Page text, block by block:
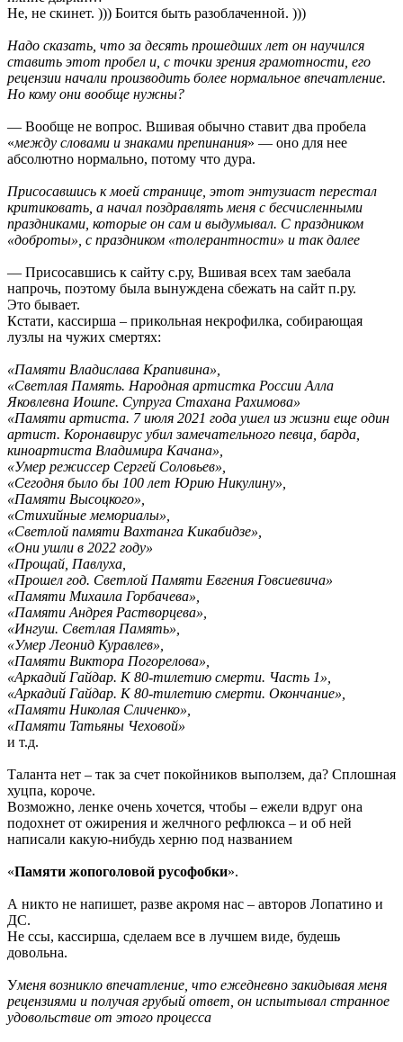
Не, не скинет. ))) Боится быть разоблаченной. )))
Надо сказать, что за десять прошедших лет он научился
ставить этот пробел и, с точки зрения грамотности, его
рецензии начали производить более нормальное впечатление.
Но кому они вообще нужны?
— Вообще не вопрос. Вшивая обычно ставит два пробела
«между словами и знаками препинания» — оно для нее
абсолютно нормально, потому что дура.
Присосавшись к моей странице, этот энтузиаст перестал
критиковать, а начал поздравлять меня с бесчисленными
праздниками, которые он сам и выдумывал. С праздником
«доброты», с праздником «толерантности» и так далее
— Присосавшись к сайту с.ру, Вшивая всех там заебала
напрочь, поэтому была вынуждена сбежать на сайт п.ру.
Это бывает.
Кстати, кассирша – прикольная некрофилка, собирающая
лузлы на чужих смертях:
«Памяти Владислава Крапивина»,
«Светлая Память. Народная артистка России Алла
Яковлевна Иошпе. Супруга Стахана Рахимова»
«Памяти артиста. 7 июля 2021 года ушел из жизни еще один
артист. Коронавирус убил замечательного певца, барда,
киноартиста Владимира Качана»,
«Умер режиссер Сергей Соловьев»,
«Сегодня было бы 100 лет Юрию Никулину»,
«Памяти Высоцкого»,
«Стихийные мемориалы»,
«Светлой памяти Вахтанга Кикабидзе»,
«Они ушли в 2022 году»
«Прощай, Павлуха,
«Прошел год. Светлой Памяти Евгения Говсиевича»
«Памяти Михаила Горбачева»,
«Памяти Андрея Растворцева»,
«Ингуш. Светлая Память»,
«Умер Леонид Куравлев»,
«Памяти Виктора Погорелова»,
«Аркадий Гайдар. К 80-тилетию смерти. Часть 1»,
«Аркадий Гайдар. К 80-тилетию смерти. Окончание»,
«Памяти Николая Сличенко»,
«Памяти Татьяны Чеховой»
и т.д.
Таланта нет – так за счет покойников выползем, да? Сплошная
хуцпа, короче.
Возможно, ленке очень хочется, чтобы – ежели вдруг она
подохнет от ожирения и желчного рефлюкса – и об ней
написали какую-нибудь херню под названием
«Памяти жопоголовой русофобки».
А никто не напишет, разве акромя нас – авторов Лопатино и
ДС.
Не ссы, кассирша, сделаем все в лучшем виде, будешь
довольна.
Уменя возникло впечатление, что ежедневно закидывая меня
рецензиями и получая грубый ответ, он испытывал странное
удовольствие от этого процесса